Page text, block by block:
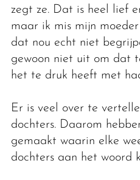
zegt ze. Dat is heel lief
maar ik mis mijn
dat nou echt niet
gewoon niet uit om dat
het te druk heeft met
Er is veel over te
dochters. Daarom
gemaakt waarin elke
dochters aan het woord